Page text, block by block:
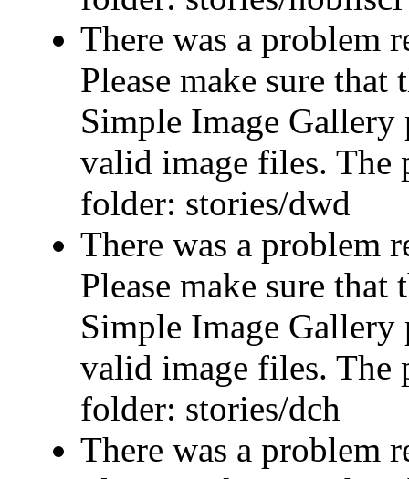
There was a problem
Please make sure
Simple Image Gallery
valid image files. The
folder: stories/dwd
There was a problem
Please make sure
Simple Image Gallery
valid image files. The
folder: stories/dch
There was a problem